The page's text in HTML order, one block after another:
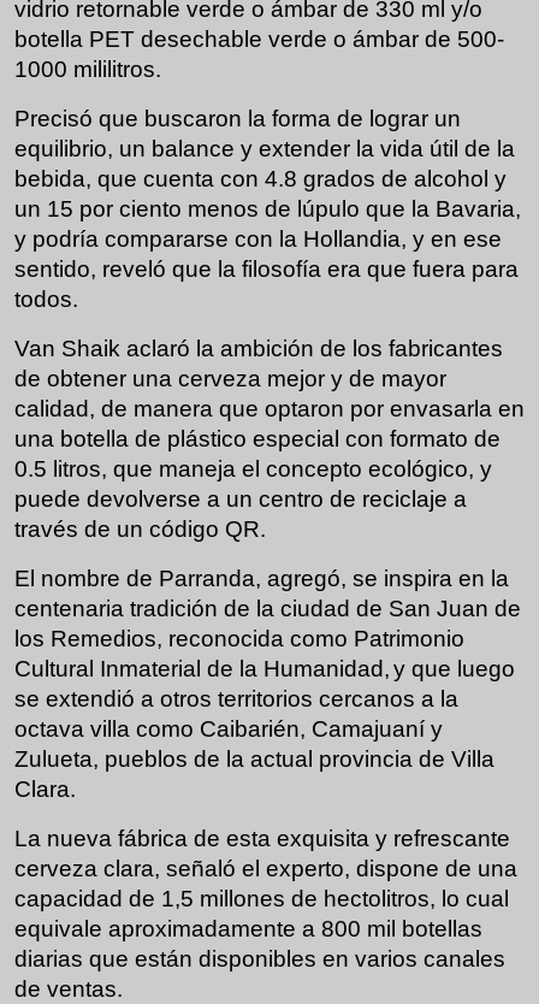
vidrio retornable verde o ámbar de 330 ml y/o
botella PET desechable verde o ámbar de 500-
1000 mililitros.
Precisó que buscaron la forma de lograr un
equilibrio, un balance y extender la vida útil de la
bebida, que cuenta con 4.8 grados de alcohol y
un 15 por ciento menos de lúpulo que la Bavaria,
y podría compararse con la Hollandia, y en ese
sentido, reveló que la filosofía era que fuera para
todos.
Van Shaik aclaró la ambición de los fabricantes
de obtener una cerveza mejor y de mayor
calidad, de manera que optaron por envasarla en
una botella de plástico especial con formato de
0.5 litros, que maneja el concepto ecológico, y
puede devolverse a un centro de reciclaje a
través de un código QR.
El nombre de Parranda, agregó, se inspira en la
centenaria tradición de la ciudad de San Juan de
los Remedios, reconocida como Patrimonio
Cultural Inmaterial de la Humanidad,y que luego
se extendió a otros territorios cercanos a la
octava villa como Caibarién, Camajuaní y
Zulueta, pueblos de la actual provincia de Villa
Clara.
La nueva fábrica de esta exquisita y refrescante
cerveza clara, señaló el experto, dispone de una
capacidad de 1,5 millones de hectolitros, lo cual
equivale aproximadamente a 800 mil botellas
diarias que están disponibles en varios canales
de ventas.